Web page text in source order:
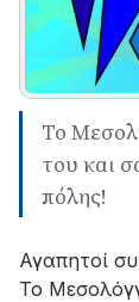
Το
του και
πόλης!
Αγαπητοί
Το